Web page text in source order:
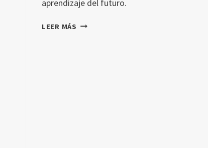
aprendizaje del futuro.
LEER MÁS CÓMO